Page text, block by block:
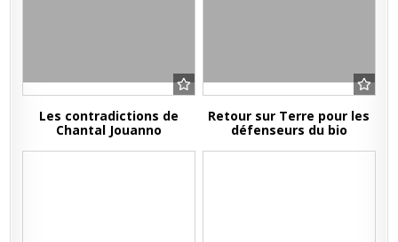
Les contradictions de
Chantal Jouanno
Retour sur Terre pour les
défenseurs du bio